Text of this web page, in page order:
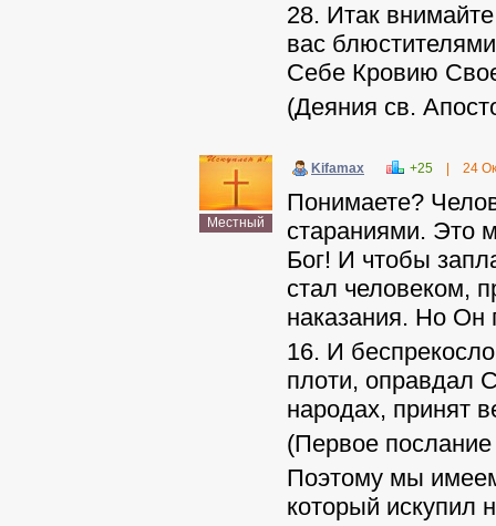
28. Итак
вас
Себе Кровию
(Деяния св.
Местный
Kifamax +25 24
Понимаете?
стараниями. Это
Бог! И чтобы
стал человеком,
наказания. Но Он
16. И
плоти, оправдал
народах, принят
(Первое
Поэтому мы
который искупил